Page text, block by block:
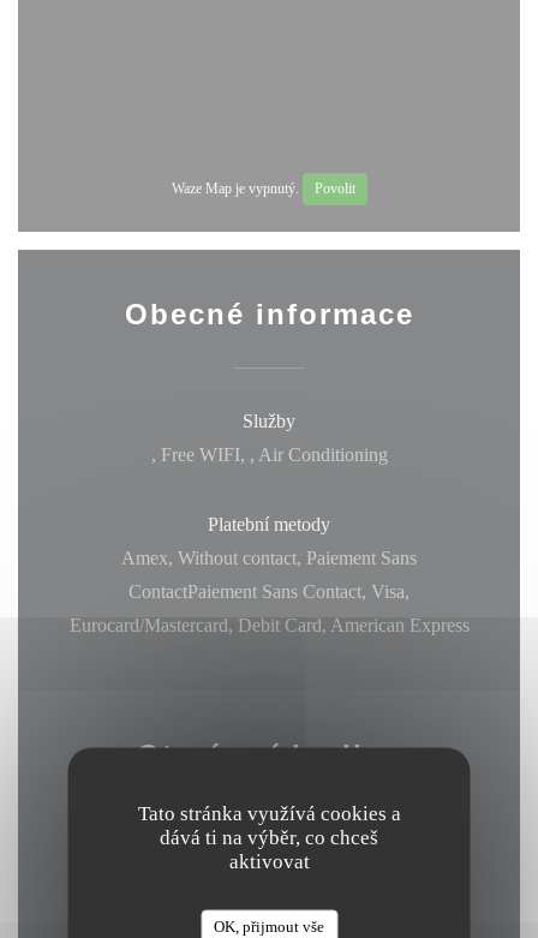
Tato stránka využívá cookies a
dává ti na výběr, co chceš
aktivovat
OK, přijmout vše
Waze Map je vypnutý. Povolit
Obecné informace
Služby
, Free WIFI, , Air Conditioning
Platební metody
Amex, Without contact, Paiement Sans
ContactPaiement Sans Contact, Visa,
Eurocard/Mastercard, Debit Card, American Express
Otevírací hodiny
Zavřeno